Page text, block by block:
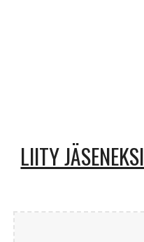
LIITY JÄSENEKSI